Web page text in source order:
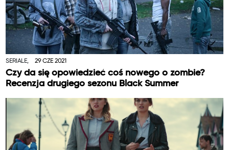
SERIALE, 29 CZE 2021
Czy da się opowiedzieć coś nowego o zombie?
Recenzja drugiego sezonu Black Summer